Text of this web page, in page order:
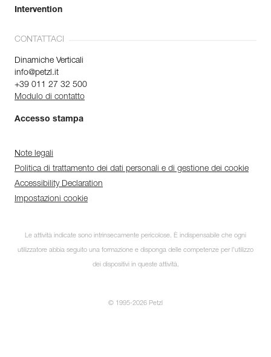
Intervention
CONTATTACI
Dinamiche Verticali
info@petzl.it
+39 011 27 32 500
Modulo di contatto
Accesso stampa
Note legali
Politica di trattamento dei dati personali e di gestione dei cookie
Accessibility Declaration
Impostazioni cookie
Le attività indicate sono intrinsecamente pericolose. È indispensabile che ogni
utilizzatore abbia seguito una formazione e disponga delle competenze per l’utilizzo
dei dispositivi in queste attività.
© 1995-2026 Petzl